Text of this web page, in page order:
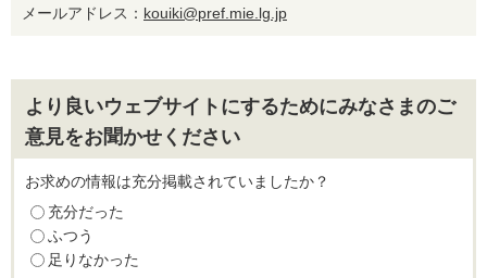
メールアドレス： kouiki@pref.mie.lg.jp
より良いウェブサイトにするためにみなさまのご
意見をお聞かせください
お求めの情報は充分掲載されていましたか？
充分だった
ふつう
足りなかった